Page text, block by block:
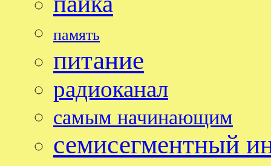
память
питание
радиоканал
самым начинающим
семисегментный